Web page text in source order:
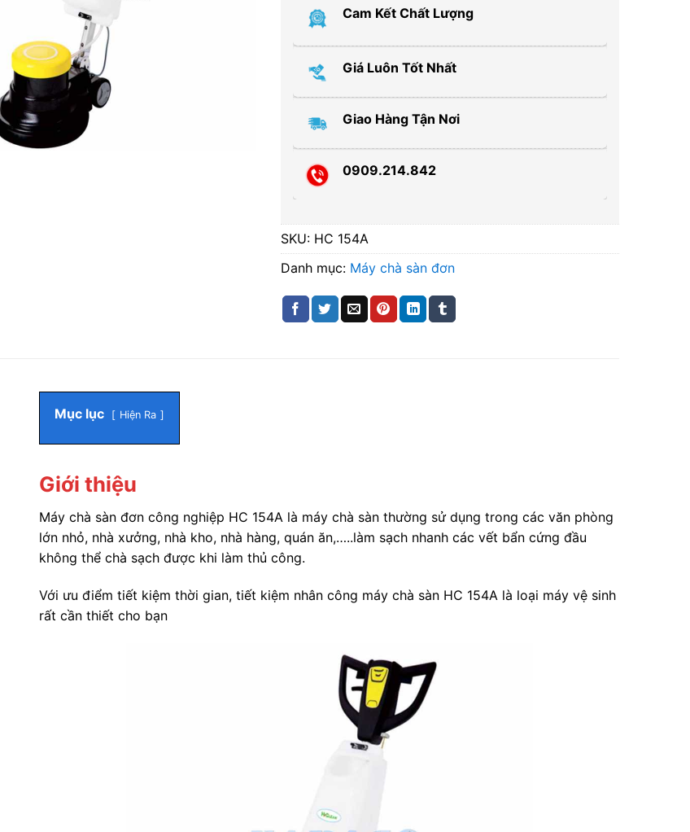
Cam Kết Chất Lượng
Giá Luôn Tốt Nhất
Giao Hàng Tận Nơi
0909.214.842
SKU: HC 154A
Danh mục: Máy chà sàn đơn
Mục lục
Hiện Ra
Giới thiệu
Máy chà sàn đơn công nghiệp HC 154A là máy chà sàn thường sử dụng trong các văn phòng
lớn nhỏ, nhà xưởng, nhà kho, nhà hàng, quán ăn,…..làm sạch nhanh các vết bẩn cứng đầu
không thể chà sạch được khi làm thủ công.
Với ưu điểm tiết kiệm thời gian, tiết kiệm nhân công máy chà sàn HC 154A là loại máy vệ sinh
rất cần thiết cho bạn